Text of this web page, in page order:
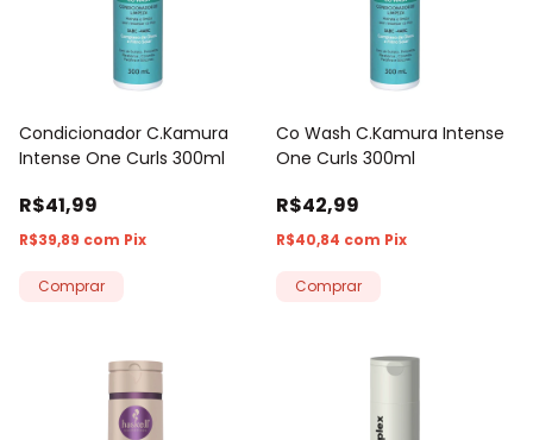
Condicionador C.Kamura
Intense One Curls 300ml
R$41,99
R$39,89 com Pix
Co Wash C.Kamura Intense
One Curls 300ml
R$42,99
R$40,84 com Pix